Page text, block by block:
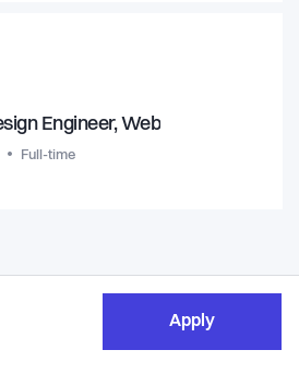
Engineer, Web
Full-time
Apply